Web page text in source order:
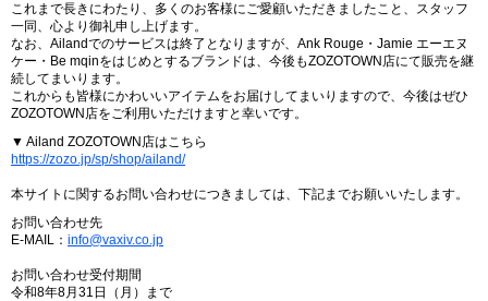
これまで長きにわたり、多くのお客様にご愛顧いただきましたこと、スタッフ
一同、心より御礼申し上げます。
なお、Ailandでのサービスは終了となりますが、Ank Rouge・Jamie エーエヌ
ケー・Be mqinをはじめとするブランドは、今後もZOZOTOWN店にて販売を継
続してまいります。
これからも皆様にかわいいアイテムをお届けしてまいりますので、今後はぜひ
ZOZOTOWN店をご利用いただけますと幸いです。
▼ Ailand ZOZOTOWN店はこちら
https://zozo.jp/sp/shop/ailand/
本サイトに関するお問い合わせにつきましては、下記までお願いいたします。
お問い合わせ先
E-MAIL： info@vaxiv.co.jp
お問い合わせ受付期間
令和8年8月31日（月）まで